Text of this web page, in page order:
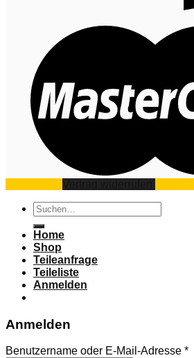
Suchen
nach:
Home
Shop
Teileanfrage
Teileliste
Anmelden
Anmelden
Benutzername oder E-Mail-Adresse *